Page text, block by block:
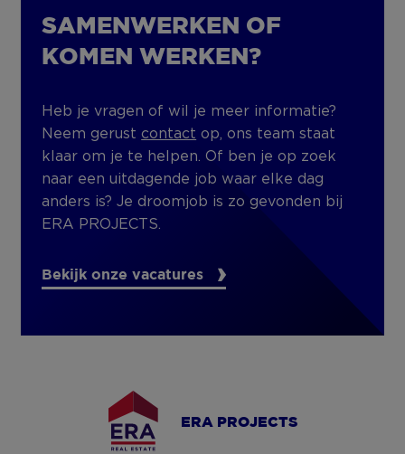
SAMENWERKEN OF
KOMEN WERKEN?
Heb je vragen of wil je meer informatie?
Neem gerustcontact op, ons team staat
klaar om je te helpen. Of ben je op zoek
naar een uitdagende job waar elke dag
anders is? Je droomjob is zo gevonden bij
ERA PROJECTS.
Bekijk onze vacatures
ERA PROJECTS